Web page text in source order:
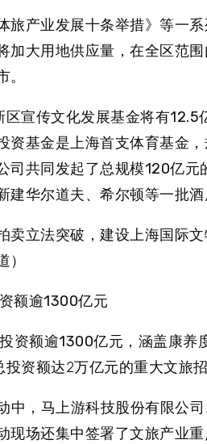
产业发展十条举措》等一
大用地供应量，在全区范
宣传文化发展基金将有12.5
资基金是上海首支体育基金，
司共同发起了总规模120亿元
建华尔道夫、希尔顿等一批
卖立法突破，建设上海国际
额逾1300亿元
资额逾1300亿元，涵盖康养
资额达2万亿元的重大文旅
，马上游科技股份有限公
场还集中签署了文旅产业